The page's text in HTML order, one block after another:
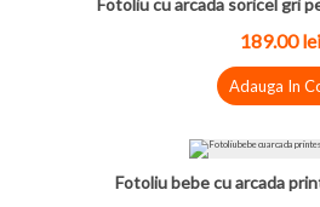
Fotoliu cu arcada soricel gri
189.00lei
Adauga In
Fotoliu bebe cu arcada